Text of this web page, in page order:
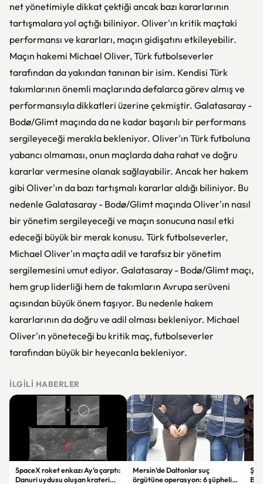
net yönetimiyle dikkat çektiği ancak bazı kararlarının
tartışmalara yol açtığı biliniyor. Oliver'ın kritik maçtaki
performansı ve kararları, maçın gidişatını etkileyebilir.
Maçın hakemi Michael Oliver, Türk futbolseverler
tarafından da yakından tanınan bir isim. Kendisi Türk
takımlarının önemli maçlarında defalarca görev almış ve
performansıyla dikkatleri üzerine çekmiştir. Galatasaray -
Bodø/Glimt maçında da ne kadar başarılı bir performans
sergileyeceği merakla bekleniyor. Oliver'ın Türk futboluna
yabancı olmaması, onun maçlarda daha rahat ve doğru
kararlar vermesine olanak sağlayabilir. Ancak her hakem
gibi Oliver'ın da bazı tartışmalı kararlar aldığı biliniyor. Bu
nedenle Galatasaray - Bodø/Glimt maçında Oliver'ın nasıl
bir yönetim sergileyeceği ve maçın sonucuna nasıl etki
edeceği büyük bir merak konusu. Türk futbolseverler,
Michael Oliver'ın maçta adil ve tarafsız bir yönetim
sergilemesini umut ediyor. Galatasaray - Bodø/Glimt maçı,
hem grup liderliği hem de takımların Avrupa serüveni
açısından büyük önem taşıyor. Bu nedenle hakem
kararlarının da doğru ve adil olması bekleniyor. Michael
Oliver'ın yöneteceği bu kritik maç, futbolseverler
tarafından büyük bir heyecanla bekleniyor.
İLGILI HABERLER
SpaceX roket enkazı Ay’a çarptı:
Danuri uydusu oluşan krateri
Mersin’de Daltonlar suç
örgütüne operasyon: 6 şüpheli